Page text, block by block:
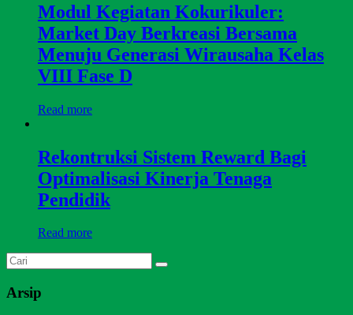
Modul Kegiatan Kokurikuler:
Market Day Berkreasi Bersama
Menuju Generasi Wirausaha Kelas
VIII Fase D
Read more
Rekontruksi Sistem Reward Bagi
Optimalisasi Kinerja Tenaga
Pendidik
Read more
Arsip